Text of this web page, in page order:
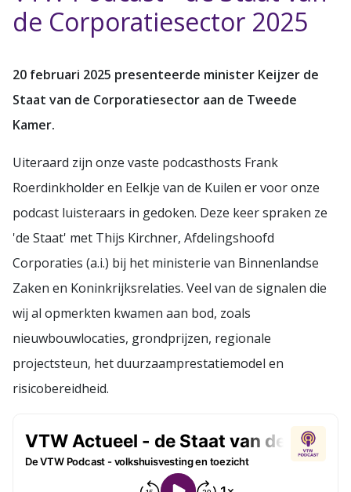
de Corporatiesector 2025
20 februari 2025 presenteerde minister Keijzer de
Staat van de Corporatiesector aan de Tweede
Kamer.
Uiteraard zijn onze vaste podcasthosts Frank
Roerdinkholder en Eelkje van de Kuilen er voor onze
podcast luisteraars in gedoken. Deze keer spraken ze
'de Staat' met Thijs Kirchner, Afdelingshoofd
Corporaties (a.i.) bij het ministerie van Binnenlandse
Zaken en Koninkrijksrelaties. Veel van de signalen die
wij al opmerkten kwamen aan bod, zoals
nieuwbouwlocaties, grondprijzen, regionale
projectsteun, het duurzaamprestatiemodel en
risicobereidheid.